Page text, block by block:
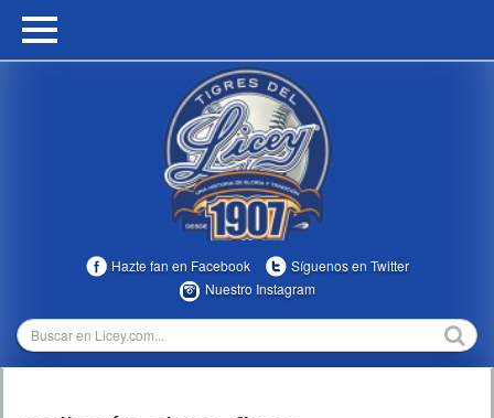
HOME
MULTIMEDIA
Hazte fan en Facebook
Síguenos en Twitter
Nuestro Instagram